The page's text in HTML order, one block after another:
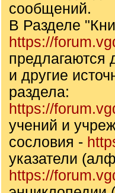
сообщений.
В Разделе
https://
предлагаются
и другие
раздела:
https://
учений и
сословия -
указатели
https://